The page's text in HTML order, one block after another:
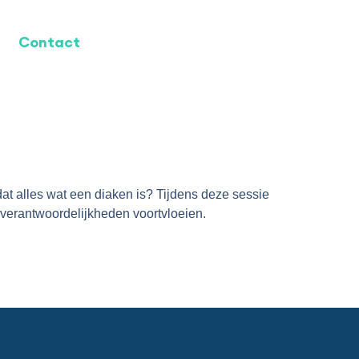
Contact
alles wat een diaken is? Tijdens deze sessie
voortvloeien.